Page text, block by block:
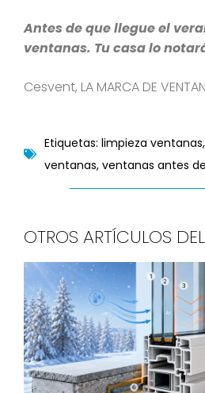
Antes de que llegue el
ventanas. Tu casa lo
Cesvent, LA MARCA DE
Etiquetas: limpieza ventanas,
ventanas, ventanas antes
OTROS ARTÍCULOS DEL